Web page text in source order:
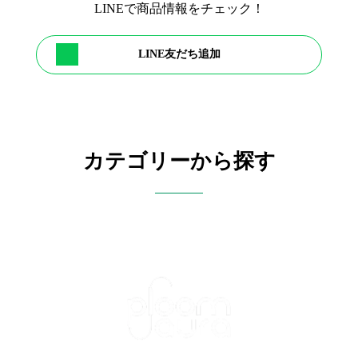
LINEで商品情報をチェック！
LINE友だち追加
カテゴリーから探す